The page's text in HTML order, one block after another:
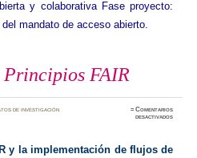
y colaborativa Fase proyecto:
mandato de acceso abierto.
Principios FAIR
de investigación ≈Comentarios
desactivadosen
y la implementación de flujos de